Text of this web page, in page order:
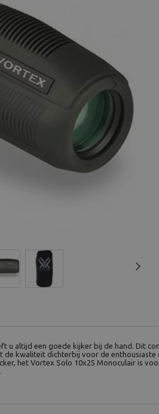
Next
u altijd een goede kijker bij de hand. Dit
de kwaliteit dichterbij voor de
het Vortex Solo 10x25 Monoculair is